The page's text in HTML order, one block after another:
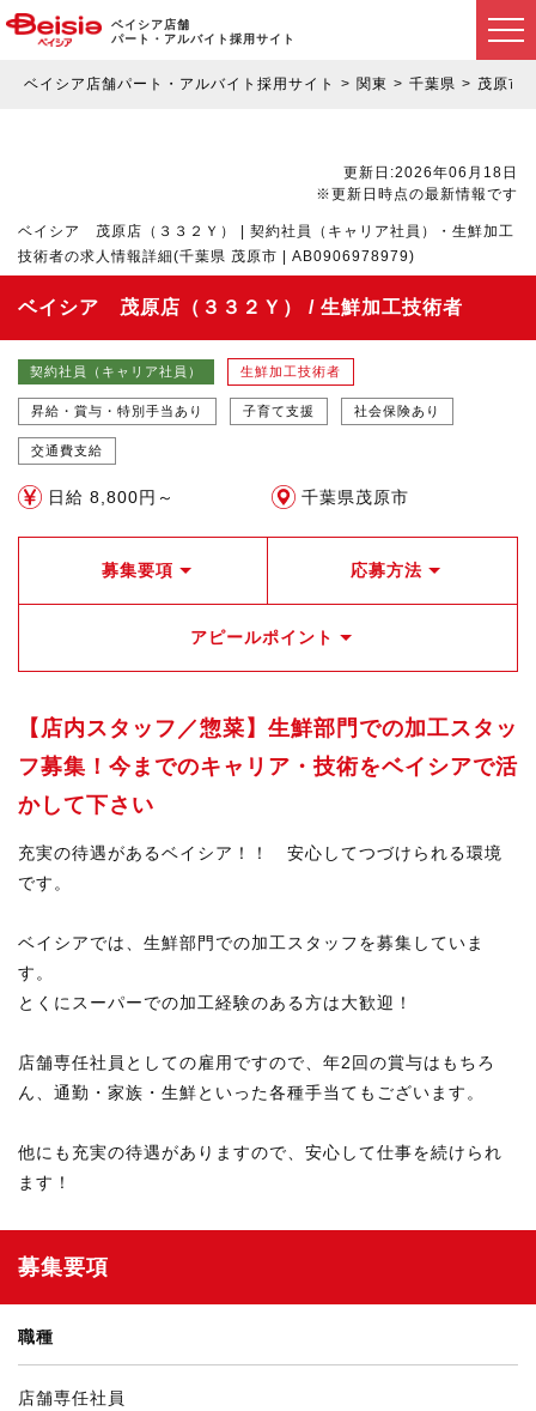
ベイシア店舗
パート・アルバイト採用サイト
ベイシア店舗パート・アルバイト採用サイト 関東 千葉県 茂原市
更新日:2026年06月18日
※更新日時点の最新情報です
ベイシア 茂原店（３３２Ｙ） | 契約社員（キャリア社員）・生鮮加工
技術者の求人情報詳細(千葉県 茂原市 | AB0906978979)
ベイシア 茂原店（３３２Ｙ） / 生鮮加工技術者
契約社員（キャリア社員） 生鮮加工技術者
昇給・賞与・特別手当あり 子育て支援 社会保険あり
交通費支給
日給 8,800円～ 千葉県茂原市
募集要項 応募方法
アピールポイント
【店内スタッフ／惣菜】生鮮部門での加工スタッ
フ募集！今までのキャリア・技術をベイシアで活
かして下さい
充実の待遇があるベイシア！！ 安心してつづけられる環境
です。
ベイシアでは、生鮮部門での加工スタッフを募集していま
す。
とくにスーパーでの加工経験のある方は大歓迎！
店舗専任社員としての雇用ですので、年2回の賞与はもちろ
ん、通勤・家族・生鮮といった各種手当てもございます。
他にも充実の待遇がありますので、安心して仕事を続けられ
ます！
募集要項
職種
店舗専任社員